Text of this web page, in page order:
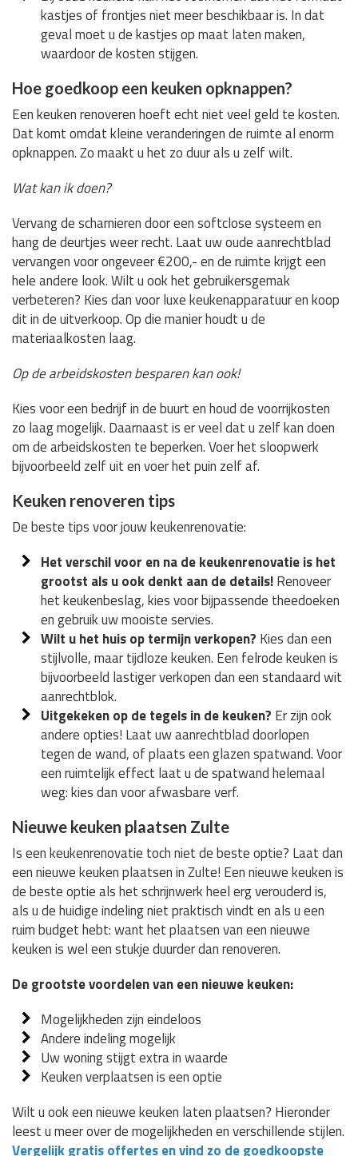
kastjes of frontjes niet meer beschikbaar is. In dat
geval moet u de kastjes op maat laten maken,
waardoor de kosten stijgen.
Hoe goedkoop een keuken opknappen?
Een keuken renoveren hoeft echt niet veel geld te kosten.
Dat komt omdat kleine veranderingen de ruimte al enorm
opknappen. Zo maakt u het zo duur als u zelf wilt.
Wat kan ik doen?
Vervang de scharnieren door een softclose systeem en
hang de deurtjes weer recht. Laat uw oude aanrechtblad
vervangen voor ongeveer €200,- en de ruimte krijgt een
hele andere look. Wilt u ook het gebruikersgemak
verbeteren? Kies dan voor luxe keukenapparatuur en koop
dit in de uitverkoop. Op die manier houdt u de
materiaalkosten laag.
Op de arbeidskosten besparen kan ook!
Kies voor een bedrijf in de buurt en houd de voorrijkosten
zo laag mogelijk. Daarnaast is er veel dat u zelf kan doen
om de arbeidskosten te beperken. Voer het sloopwerk
bijvoorbeeld zelf uit en voer het puin zelf af.
Keuken renoveren tips
De beste tips voor jouw keukenrenovatie:
Het verschil voor en na de keukenrenovatie is het
grootst als u ook denkt aan de details!Renoveer
het keukenbeslag, kies voor bijpassende theedoeken
en gebruik uw mooiste servies.
Wilt u het huis op termijn verkopen? Kies dan een
stijlvolle, maar tijdloze keuken. Een felrode keuken is
bijvoorbeeld lastiger verkopen dan een standaard wit
aanrechtblok.
Uitgekeken op de tegels in de keuken? Er zijn ook
andere opties! Laat uw aanrechtblad doorlopen
tegen de wand, of plaats een glazen spatwand. Voor
een ruimtelijk effect laat u de spatwand helemaal
weg: kies dan voor afwasbare verf.
Nieuwe keuken plaatsen Zulte
Is een keukenrenovatie toch niet de beste optie? Laat dan
een nieuwe keuken plaatsen in Zulte! Een nieuwe keuken is
de beste optie als het schrijnwerk heel erg verouderd is,
als u de huidige indeling niet praktisch vindt en als u een
ruim budget hebt: want het plaatsen van een nieuwe
keuken is wel een stukje duurder dan renoveren.
De grootste voordelen van een nieuwe keuken:
Mogelijkheden zijn eindeloos
Andere indeling mogelijk
Uw woning stijgt extra in waarde
Keuken verplaatsen is een optie
Wilt u ook een nieuwe keuken laten plaatsen? Hieronder
leest u meer over de mogelijkheden en verschillende stijlen.
Vergelijk gratis offertes en vind zo de goedkoopste